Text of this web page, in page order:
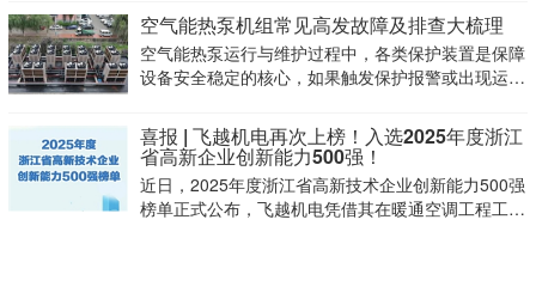
生成因、初步识别帮你快速读懂噪音的原因。
空气能热泵机组常见高发故障及排查大梳理
空气能热泵运行与维护过程中，各类保护装置是保障
设备安全稳定的核心，如果触发保护报警或出现运行
验，梳理常见高频故障的排查逻辑与处理方法，供大
家参考。
喜报 | 飞越机电再次上榜！入选2025年度浙江
省高新企业创新能力500强！
近日，2025年度浙江省高新技术企业创新能力500强
榜单正式公布，飞越机电凭借其在暖通空调工程工具